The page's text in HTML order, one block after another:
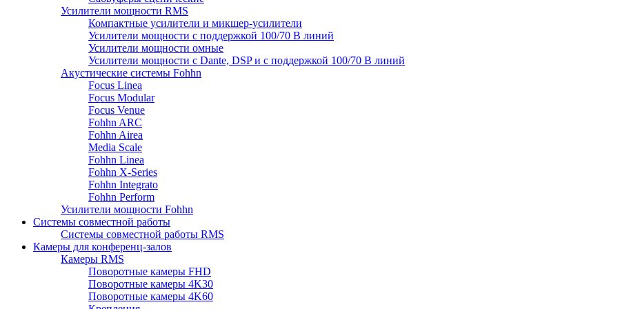
Усилители мощности RMS
Компактные усилители и микшер-усилители
Усилители мощности с поддержкой 100/70 В линий
Усилители мощности омные
Усилители мощности с Dante, DSP и с поддержкой 100/70 В линий
Акустические системы Fohhn
Focus Linea
Focus Modular
Focus Venue
Fohhn ARC
Fohhn Airea
Media Scale
Fohhn Linea
Fohhn X-Series
Fohhn Integrato
Fohhn Perform
Усилители мощности Fohhn
Системы совместной работы
Системы совместной работы RMS
Камеры для конференц-залов
Камеры RMS
Поворотные камеры FHD
Поворотные камеры 4K30
Поворотные камеры 4K60